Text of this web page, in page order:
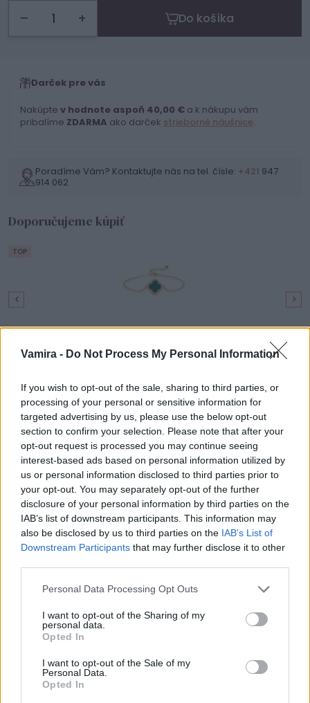
Vamira - Do Not Process My Personal Information
If you wish to opt-out of the sale, sharing to third parties, or
processing of your personal or sensitive information for
targeted advertising by us, please use the below opt-out
section to confirm your selection. Please note that after your
opt-out request is processed you may continue seeing
interest-based ads based on personal information utilized by
us or personal information disclosed to third parties prior to
your opt-out. You may separately opt-out of the further
disclosure of your personal information by third parties on the
IAB’s list of downstream participants. This information may
also be disclosed by us to third parties on the IAB’s List of
Downstream Participants that may further disclose it to other
Personal Data Processing Opt Outs
I want to opt-out of the Sharing of my
personal data.
Opted In
I want to opt-out of the Sale of my
Personal Data.
Opted In
– + Do košíka
Darček pre vás
Nakúpte v hodnote aspoň 40,00 € a k nákupu vám
pribalíme ZDARMA ako darček strieborné náušnice.
Poradíme Vám? Kontaktujte nás na tel. čísle: +421 947
914 062
Doporučujeme kúpiť
TOP
39,90 €
Popis produktu
Harmonický šperk s nádychom luxusu, ktorý sa nestratí v
žiadnej šperkovnici. Dámsky náramok Dior zdobený po
celom obvode perličkami je v prednej časti doplnený o číry
kubický zirkón. Toto spojenie jemnej perlete a žiarivého lesku
poteší každu ženskú dušu.
Šperk ponúkame v dvoch farebných variantoch kovu.
Všetky šperky kolekcie Vamira sú hypoalergénnej povahy,
riešením pre osoby s jemnou a citlivou pokožkou.